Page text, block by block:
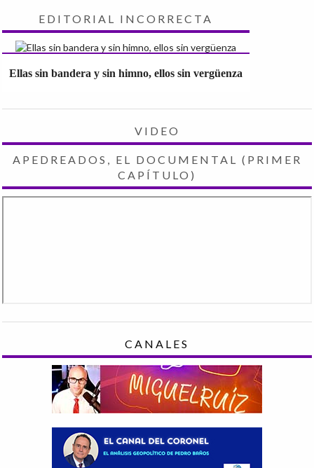
EDITORIAL INCORRECTA
Ellas sin bandera y sin himno, ellos sin vergüenza
VIDEO
APEDREADOS, EL DOCUMENTAL (PRIMER
CAPÍTULO)
CANALES